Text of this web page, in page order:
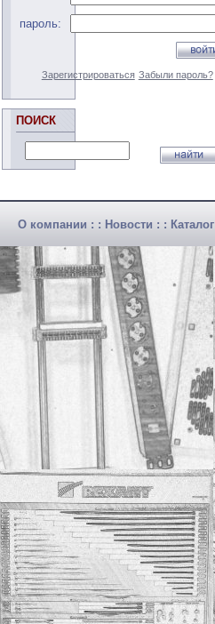
пароль:
Зарегистрироваться Забыли пароль?
ПОИСК
О компании : : Новости : : Каталог